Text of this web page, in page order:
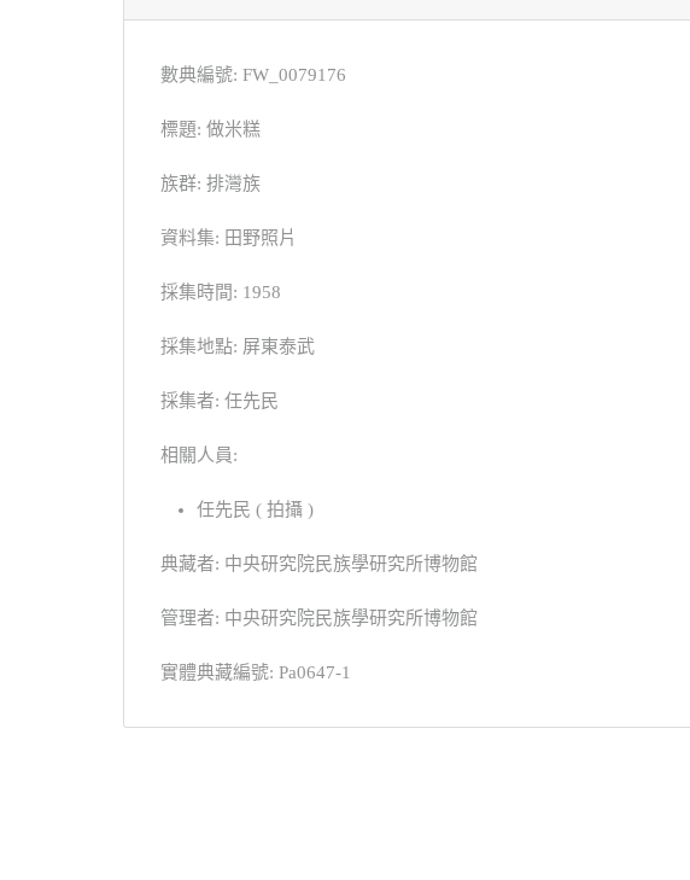
數典編號: FW_0079176
標題: 做米糕
族群: 排灣族
資料集: 田野照片
採集時間: 1958
採集地點: 屏東泰武
採集者: 任先民
相關人員:
任先民 ( 拍攝 )
典藏者: 中央研究院民族學研究所博物館
管理者: 中央研究院民族學研究所博物館
實體典藏編號: Pa0647-1